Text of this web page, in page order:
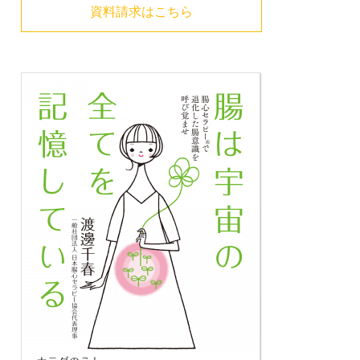
資料請求はこちら